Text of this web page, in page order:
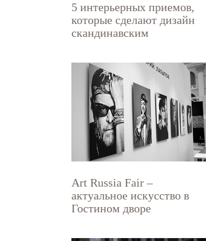
5 интерьерных приемов,
которые сделают дизайн
скандинавским
Art Russia Fair –
актуальное искусство в
Гостином дворе